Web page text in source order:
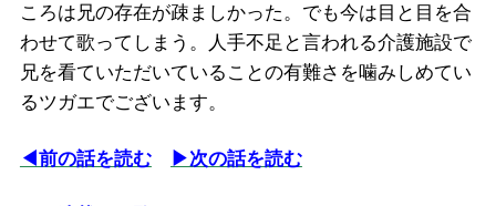
ころは兄の存在が疎ましかった。でも今は目と目を合
わせて歌ってしまう。人手不足と言われる介護施設で
兄を看ていただいていることの有難さを噛みしめてい
るツガエでございます。
◀︎前の話を読む ▶次の話を読む